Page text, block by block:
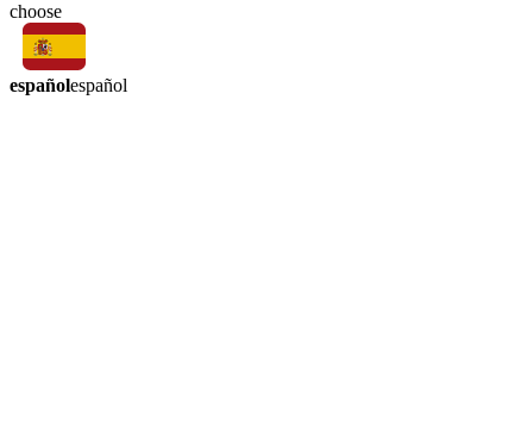
choose
españolespañol